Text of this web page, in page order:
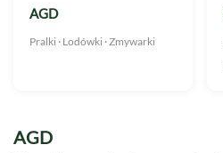
AGD
Pralki · Lodówki · Zmywarki
AGD